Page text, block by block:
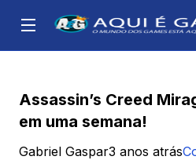
Assassin’s Creed
em uma semana!
Gabriel Gaspar3 anos atrás